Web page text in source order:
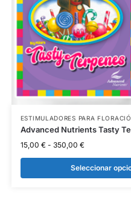
ESTIMULADORES PARA
Advanced Nutrients Tasty
15,00 € - 350,00 €
Seleccionar